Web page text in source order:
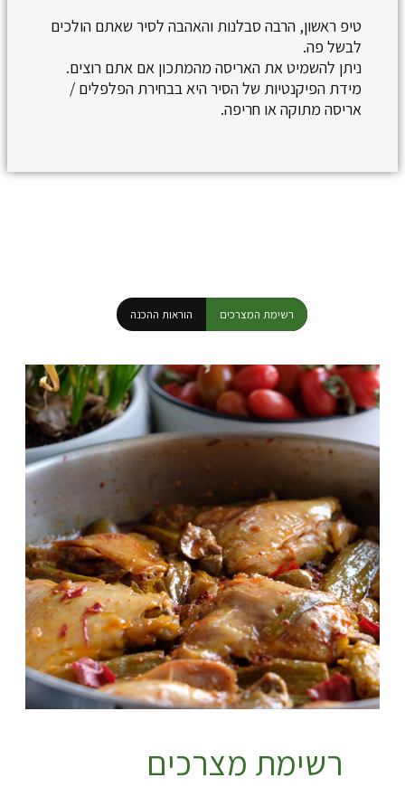
טיפ ראשון, הרבה סבלנות והאהבה לסיר שאתם הולכים
לבשל פה.
ניתן להשמיט את האריסה מהמתכון אם אתם רוצים.
מידת הפיקנטיות של הסיר היא בבחירת הפלפלים /
אריסה מתוקה או חריפה.
רשימת המצרכים הוראות ההכנה
רשימת מצרכים